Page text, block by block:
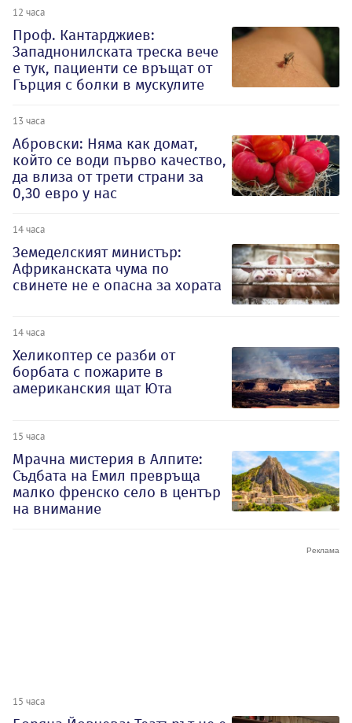
12 часа
Проф. Кантарджиев:
Западнонилската треска вече
е тук, пациенти се връщат от
Гърция с болки в мускулите
13 часа
Абровски: Няма как домат,
който се води първо качество,
да влиза от трети страни за
0,30 евро у нас
14 часа
Земеделският министър:
Африканската чума по
свинете не е опасна за хората
14 часа
Хеликоптер се разби от
борбата с пожарите в
американския щат Юта
15 часа
Мрачна мистерия в Алпите:
Съдбата на Емил превръща
малко френско село в център
на внимание
15 часа